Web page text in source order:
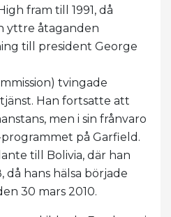
fram till 1991, då
yttre åtaganden
till president George
tvingade
Han fortsatte att
men i sin frånvaro
på Garfield.
till Bolivia, där han
hans hälsa började
30 mars 2010.